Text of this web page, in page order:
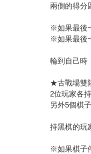
兩側的得分
※如果最後
※如果最後
輪到自己時
★古戰場雙
2位玩家各
另外5個棋
持黑棋的玩
※如果棋子